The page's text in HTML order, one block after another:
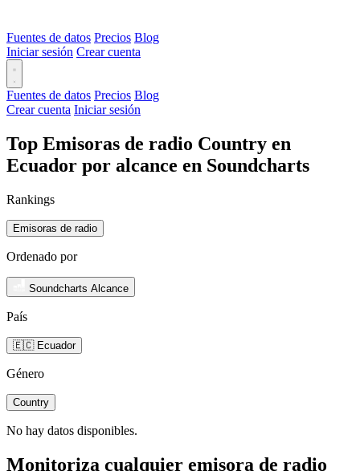
Fuentes de datos Precios Blog
Iniciar sesión Crear cuenta
Fuentes de datos Precios Blog
Crear cuenta Iniciar sesión
Top Emisoras de radio Country en
Ecuador por alcance en Soundcharts
Rankings
Emisoras de radio
Ordenado por
Soundcharts Alcance
País
🇪🇨 Ecuador
Género
Country
No hay datos disponibles.
Monitoriza cualquier emisora de radio